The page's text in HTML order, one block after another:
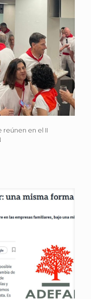
reúnen en el II